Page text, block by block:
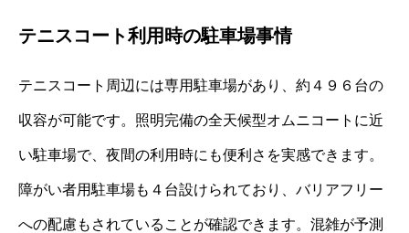
テニスコート利用時の駐車場事情
テニスコート周辺には専用駐車場があり、約４９６台の
収容が可能です。照明完備の全天候型オムニコートに近
い駐車場で、夜間の利用時にも便利さを実感できます。
障がい者用駐車場も４台設けられており、バリアフリー
への配慮もされていることが確認できます。混雑が予測